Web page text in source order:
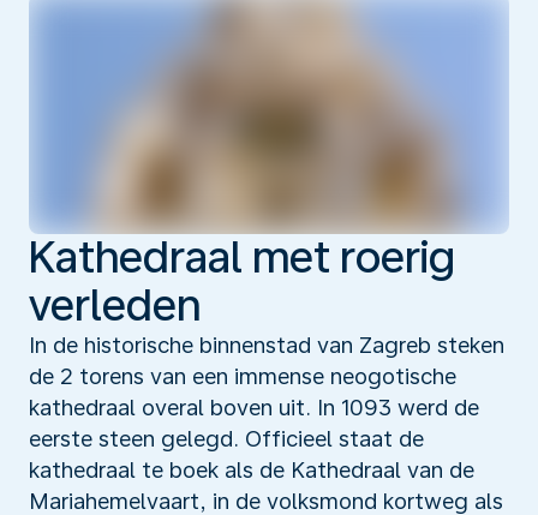
Kathedraal met roerig
verleden
In de historische binnenstad van Zagreb steken
de 2 torens van een immense neogotische
kathedraal overal boven uit. In 1093 werd de
eerste steen gelegd. Officieel staat de
kathedraal te boek als de Kathedraal van de
Mariahemelvaart, in de volksmond kortweg als